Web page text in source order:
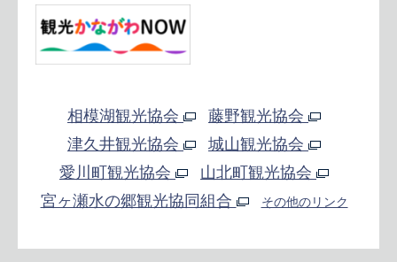
相模湖観光協会
藤野観光協会
津久井観光協会
城山観光協会
愛川町観光協会
山北町観光協会
宮ヶ瀬水の郷観光協同組合
その他のリンク